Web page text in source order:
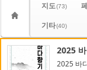
지도(73)
기타(40)
2025
2025 바